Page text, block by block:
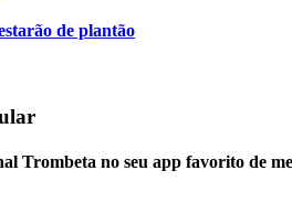
de plantão
Trombeta no seu app favorito de